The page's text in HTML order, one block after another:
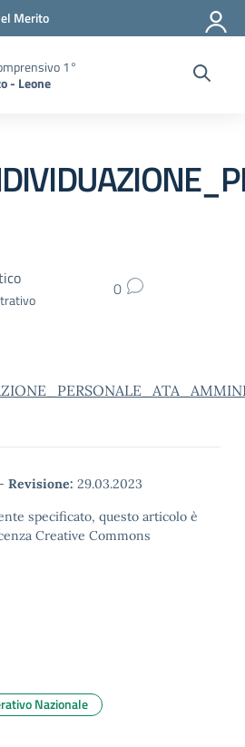
Merito
1°
- Leone
0
- Revisione: 29.03.2023
specificato, questo articolo è
Creative Commons
Nazionale